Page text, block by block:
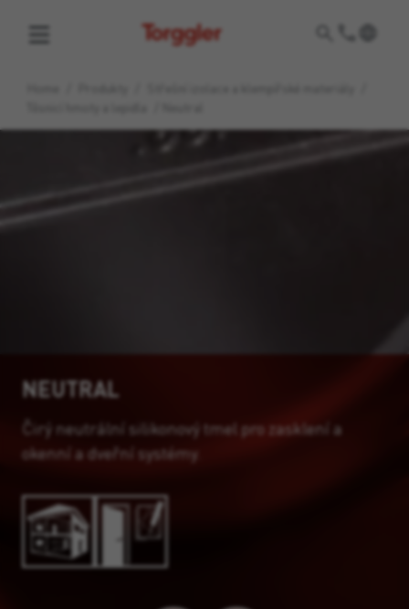
Torggler
NEUTRAL
Čirý neutrální silikonový tmel pro zasklení a
okenní a dveřní systémy.